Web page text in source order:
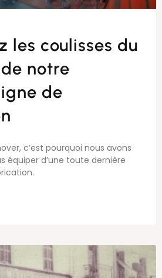
les coulisses du
notre
de
c’est pourquoi nous avons
équiper d’une toute dernière